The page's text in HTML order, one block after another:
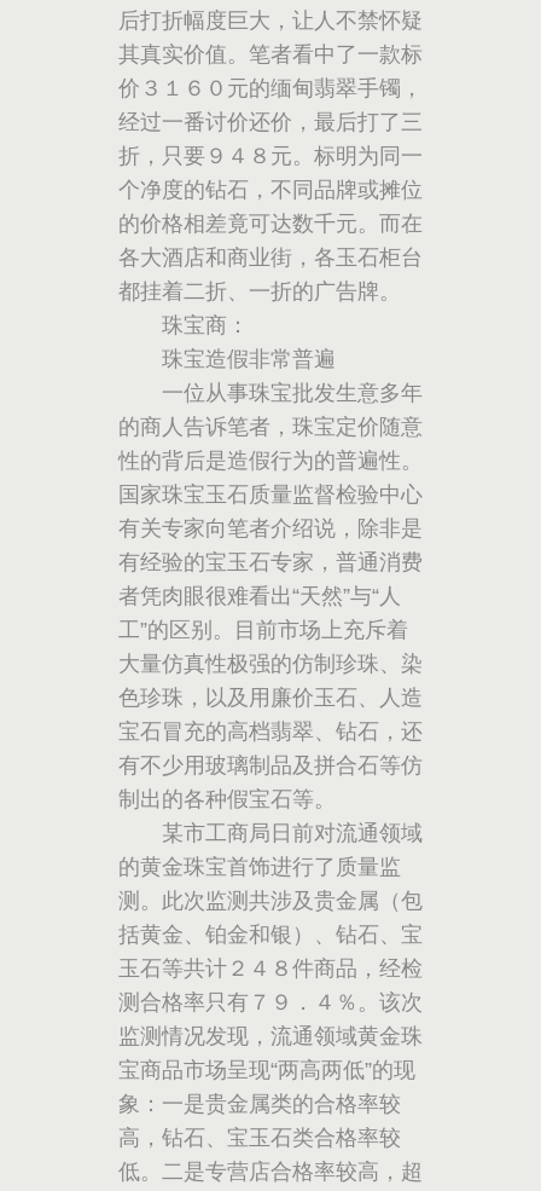
后打折幅度巨大，让人不禁怀疑
其真实价值。笔者看中了一款标
价３１６０元的缅甸翡翠手镯，
经过一番讨价还价，最后打了三
折，只要９４８元。标明为同一
个净度的钻石，不同品牌或摊位
的价格相差竟可达数千元。而在
各大酒店和商业街，各玉石柜台
都挂着二折、一折的广告牌。
珠宝商：
珠宝造假非常普遍
一位从事珠宝批发生意多年
的商人告诉笔者，珠宝定价随意
性的背后是造假行为的普遍性。
国家珠宝玉石质量监督检验中心
有关专家向笔者介绍说，除非是
有经验的宝玉石专家，普通消费
者凭肉眼很难看出“天然”与“人
工”的区别。目前市场上充斥着
大量仿真性极强的仿制珍珠、染
色珍珠，以及用廉价玉石、人造
宝石冒充的高档翡翠、钻石，还
有不少用玻璃制品及拼合石等仿
制出的各种假宝石等。
某市工商局日前对流通领域
的黄金珠宝首饰进行了质量监
测。此次监测共涉及贵金属（包
括黄金、铂金和银）、钻石、宝
玉石等共计２４８件商品，经检
测合格率只有７９．４％。该次
监测情况发现，流通领域黄金珠
宝商品市场呈现“两高两低”的现
象：一是贵金属类的合格率较
高，钻石、宝玉石类合格率较
低。二是专营店合格率较高，超